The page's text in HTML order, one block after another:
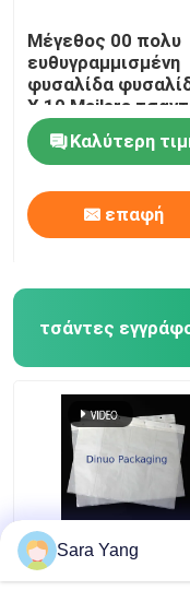
Μέγεθος 00 πολυ
ευθυγραμμισμένη
φυσαλίδα
X 10 Mailers
για τη σαφή χρήση
παράδοσης
Καλύτερη
επαφή
τσάντες
Τετραδιάστατη
συνεχής γυάλινη
Sara Yang